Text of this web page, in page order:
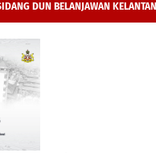
DUN BELANJAWAN KELANTAN
2026